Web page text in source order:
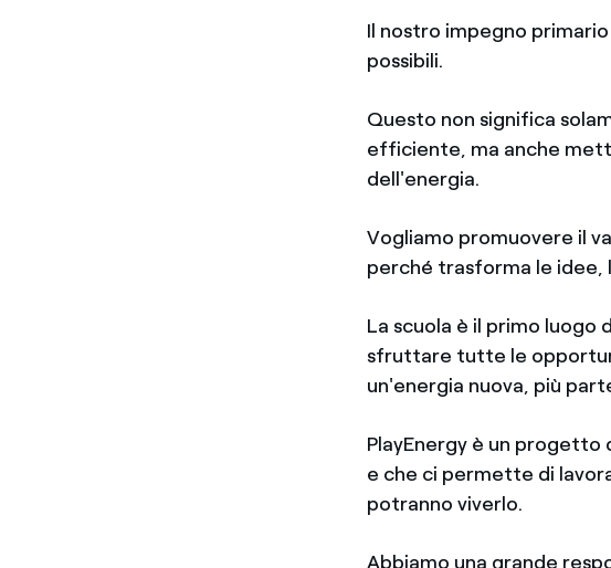
Il nostro impegno
possibili.
Questo non significa
efficiente, ma anche
dell'energia.
Vogliamo promuovere il
perché trasforma le idee,
La scuola è il primo
sfruttare tutte le
un'energia nuova, più
PlayEnergy è un progetto
e che ci permette di
potranno viverlo.
Abbiamo una grande